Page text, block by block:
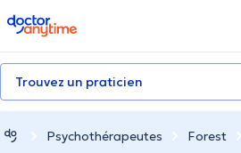
doctoranytime
Trouvez un praticien
Psychothérapeutes Forest